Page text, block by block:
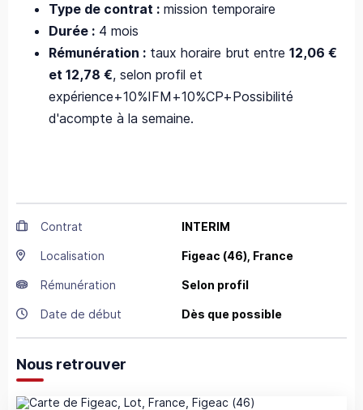
Type de contrat : mission temporaire
Durée : 4 mois
Rémunération : taux horaire brut entre 12,06 €
et 12,78 €, selon profil et
expérience+10%IFM+10%CP+Possibilité
d'acompte à la semaine.
Contrat INTERIM
Localisation Figeac (46), France
Rémunération Selon profil
Date de début Dès que possible
Nous retrouver